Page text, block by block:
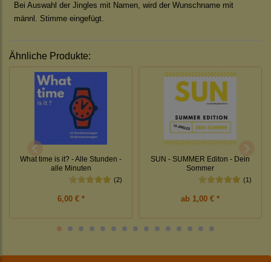
Bei Auswahl der Jingles mit Namen, wird der Wunschname mit
männl. Stimme eingefügt.
Ähnliche Produkte:
What time is it? - Alle Stunden -
alle Minuten
(2)
6,00 € *
SUN - SUMMER Editon - Dein
Sommer
(1)
ab 1,00 € *